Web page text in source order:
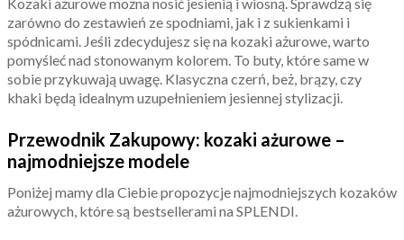
Kozaki ażurowe można nosić jesienią i wiosną. Sprawdzą się
zarówno do zestawień ze spodniami, jak i z sukienkami i
spódnicami. Jeśli zdecydujesz się na kozaki ażurowe, warto
pomyśleć nad stonowanym kolorem. To buty, które same w
sobie przykuwają uwagę. Klasyczna czerń, beż, brązy, czy
khaki będą idealnym uzupełnieniem jesiennej stylizacji.
Przewodnik Zakupowy: kozaki ażurowe –
najmodniejsze modele
Poniżej mamy dla Ciebie propozycje najmodniejszych kozaków
ażurowych, które są bestsellerami na SPLENDI.